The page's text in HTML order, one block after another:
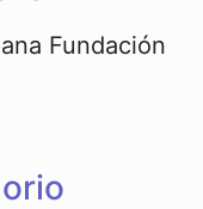
Fundación